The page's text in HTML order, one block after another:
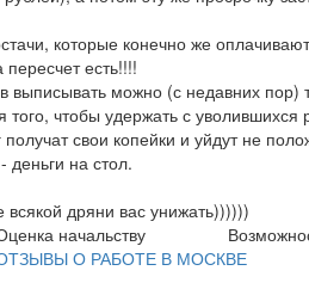
которые конечно же
есть!!!!
выписывать можно (с недавних пор)
чтобы удержать с уволившихся
свои копейки и уйдут не
деньги на стол.
дряни вас унижать))))))
начальству
О РАБОТЕ В МОСКВЕ